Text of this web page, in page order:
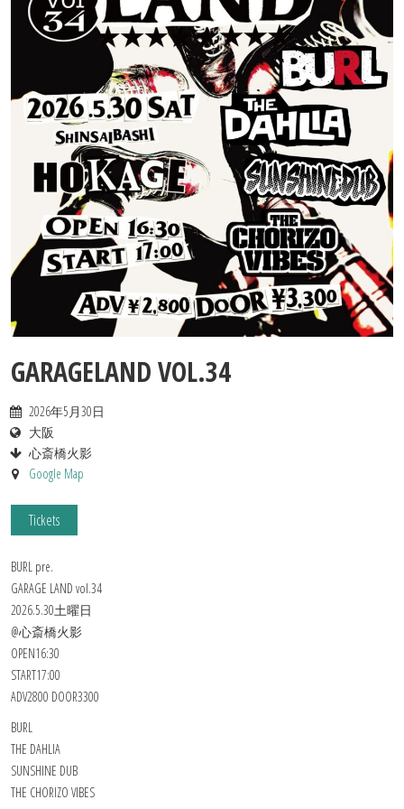
Contact
GARAGELAND VOL.34
2026年5月30日
大阪
心斎橋火影
Google Map
Tickets
BURL pre.
GARAGE LAND vol.34
2026.5.30土曜日
@心斎橋火影
OPEN16:30
START17:00
ADV2800 DOOR3300
BURL
THE DAHLIA
SUNSHINE DUB
THE CHORIZO VIBES